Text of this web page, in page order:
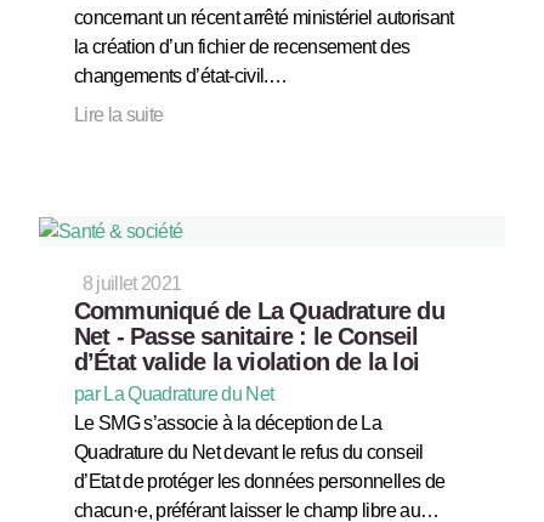
concernant un récent arrêté ministériel autorisant
la création d’un fichier de recensement des
changements d’état-civil.…
Lire la suite
8 juillet 2021
Communiqué de La Quadrature du
Net - Passe sanitaire : le Conseil
d’État valide la violation de la loi
par La Quadrature du Net
Le SMG s’associe à la déception de La
Quadrature du Net devant le refus du conseil
d’Etat de protéger les données personnelles de
chacun·e, préférant laisser le champ libre au…